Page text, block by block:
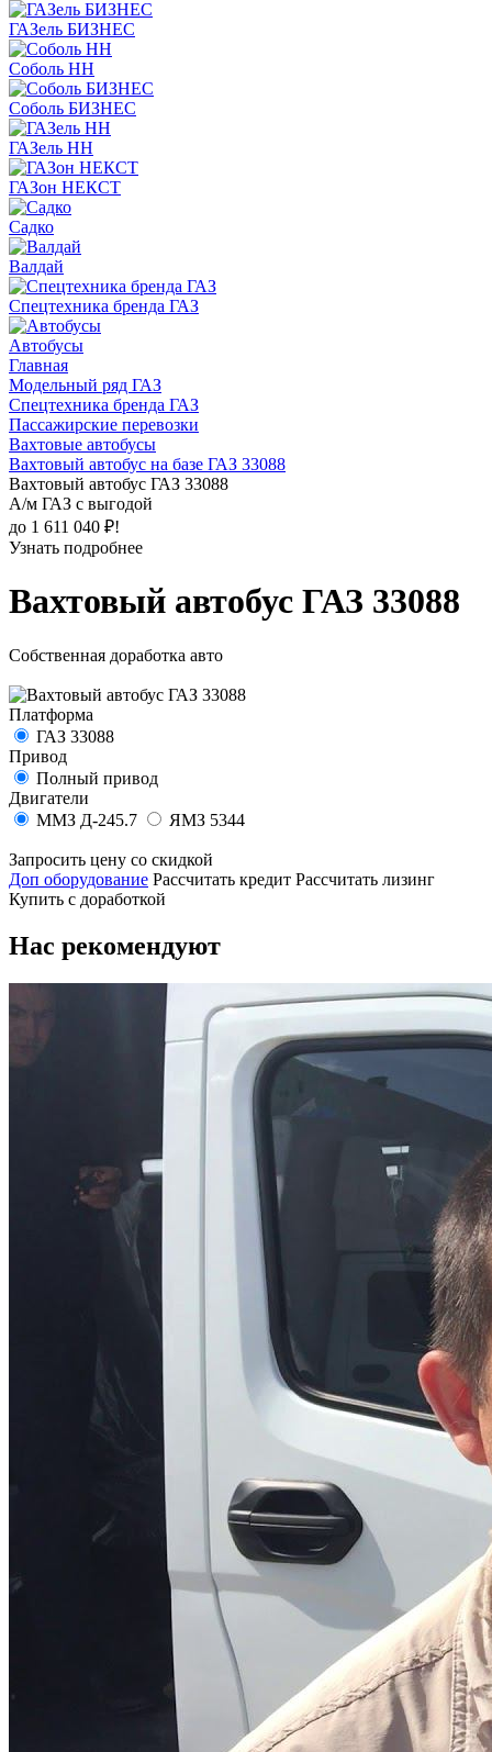
ГАЗель БИЗНЕС
Соболь НН
Соболь БИЗНЕС
ГАЗель НН
ГАЗон НЕКСТ
Садко
Валдай
Спецтехника бренда ГАЗ
Автобусы
Главная
Модельный ряд ГАЗ
Спецтехника бренда ГАЗ
Пассажирские перевозки
Вахтовые автобусы
Вахтовый автобус на базе ГАЗ 33088
Вахтовый автобус ГАЗ 33088
А/м ГАЗ с выгодой
до 1 611 040 ₽!
Узнать подробнее
Вахтовый автобус ГАЗ 33088
Собственная доработка авто
Платформа
ГАЗ 33088
Привод
Полный привод
Двигатели
ММЗ Д-245.7
ЯМЗ 5344
Запросить цену со скидкой
Доп оборудование Рассчитать кредит Рассчитать лизинг
Купить с доработкой
Нас рекомендуют